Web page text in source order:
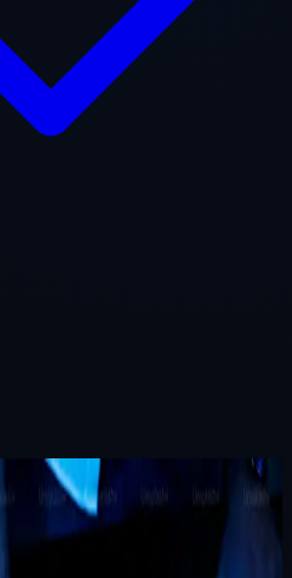
kustom
dasbor